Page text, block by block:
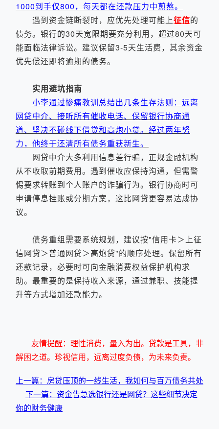
1000到手仅800，每天都在还款压力中煎熬。
遇到资金链断裂时，应优先处理可能上征信的
债务。银行的30天宽限期要充分利用，超过80天可
能面临法律诉讼。建议保留3-5天生活费，其余资金
优先偿还即将逾期的债务。
实用避坑指南
小李通过惨痛教训总结出几条生存法则：远离
网贷中介、接听所有催收电话、保留银行协商通
道、坚决不碰线下借贷和高炮小贷。经过两年努
力，他终于还清所有债务重获新生。
网贷中介大多利用信息差行骗，正规金融机构
从不收取前期费用。遇到催收应保持沟通，但需警
惕要求转账到个人账户的诈骗行为。银行协商时可
申请停息挂账或分期方案，这比网贷更容易达成协
议。
债务重组需要系统规划，建议按"信用卡＞上征
信网贷＞普通网贷＞高炮贷"的顺序处理。保留所有
还款记录，必要时可向金融消费权益保护机构求
助。最重要的是保持收入来源，通过兼职、技能提
升等方式增加还款能力。
友情提醒：理性消费，量入为出。贷款是工具，非
解困之道。珍视信用，远离过度负债，为未来负责。
上一篇：房贷压顶的一线生活，我如何与百万债务共处
下一篇：资金告急选银行还是网贷？这些细节决定
你的财务健康